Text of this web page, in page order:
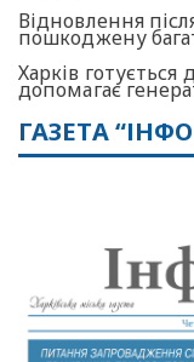
Відновлення
пошкоджену
Харків
допомагає
ГАЗЕТА